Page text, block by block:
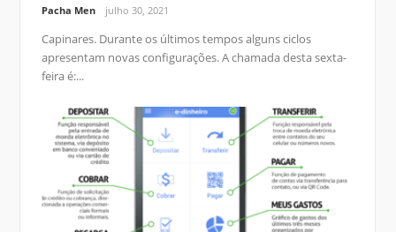
Pacha Men julho 30, 2021
Capinares. Durante os últimos tempos alguns ciclos
apresentam novas configurações. A chamada desta sexta-
feira é:...